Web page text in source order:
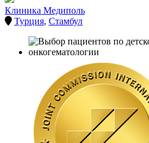
Клиника Медиполь
Турция, Стамбул